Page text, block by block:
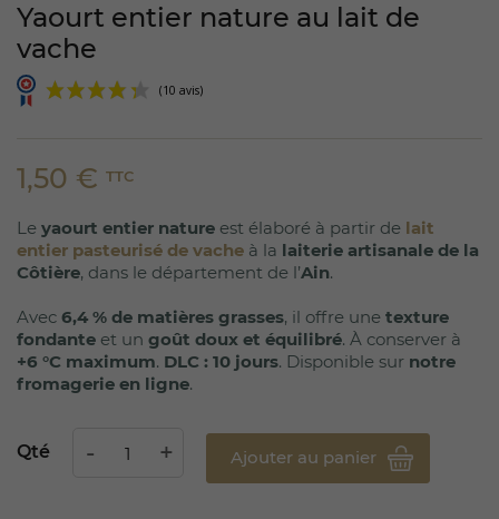
Yaourt entier nature au lait de
vache
(10 avis)
1,50 € TTC
Le yaourt entier nature est élaboré à partir de lait
entier pasteurisé de vache à la laiterie artisanale de la
Côtière, dans le département de l’Ain.
Avec 6,4 % de matières grasses, il offre une texture
fondante et un goût doux et équilibré. À conserver à
+6 °C maximum. DLC : 10 jours. Disponible sur notre
fromagerie en ligne.
Qté Ajouter au panier